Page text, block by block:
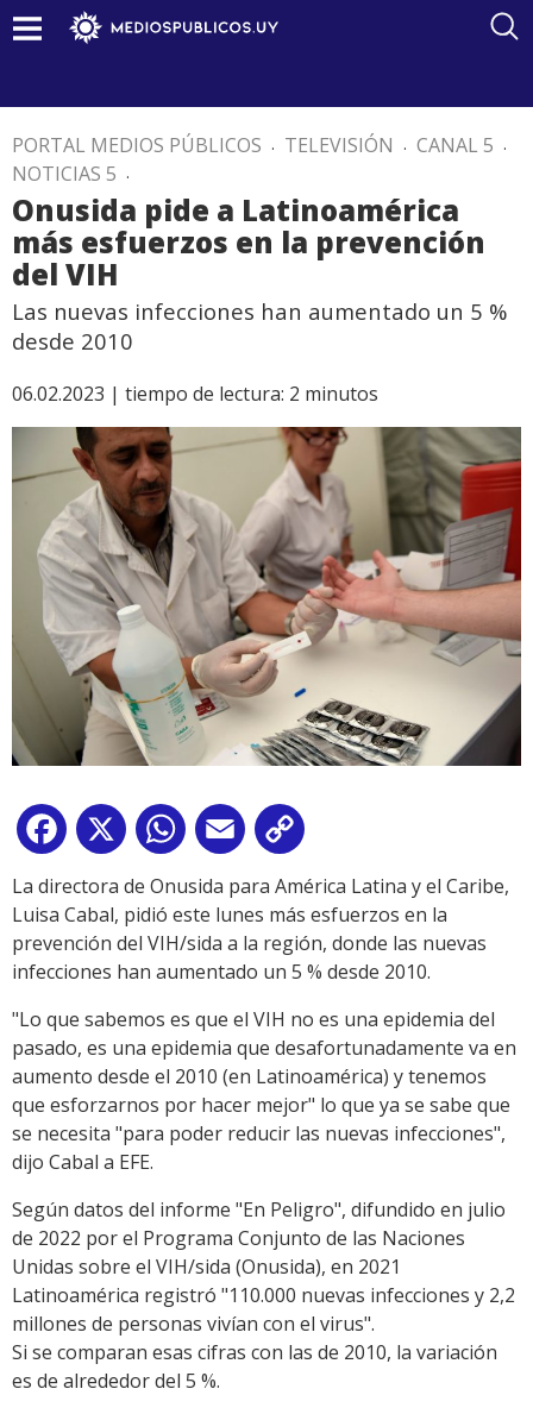
PORTAL MEDIOS PÚBLICOS . TELEVISIÓN . CANAL 5 .
NOTICIAS 5 .
Onusida pide a Latinoamérica
más esfuerzos en la prevención
del VIH
Las nuevas infecciones han aumentado un 5 %
desde 2010
06.02.2023 | tiempo de lectura: 2 minutos
Facebook
X WhatsApp
Email
Link
La directora de Onusida para América Latina y el Caribe,
Luisa Cabal, pidió este lunes más esfuerzos en la
prevención del VIH/sida a la región, donde las nuevas
infecciones han aumentado un 5 % desde 2010.
"Lo que sabemos es que el VIH no es una epidemia del
pasado, es una epidemia que desafortunadamente va en
aumento desde el 2010 (en Latinoamérica) y tenemos
que esforzarnos por hacer mejor" lo que ya se sabe que
se necesita "para poder reducir las nuevas infecciones",
dijo Cabal a EFE.
Según datos del informe "En Peligro", difundido en julio
de 2022 por el Programa Conjunto de las Naciones
Unidas sobre el VIH/sida (Onusida), en 2021
Latinoamérica registró "110.000 nuevas infecciones y 2,2
millones de personas vivían con el virus".
Si se comparan esas cifras con las de 2010, la variación
es de alrededor del 5 %.